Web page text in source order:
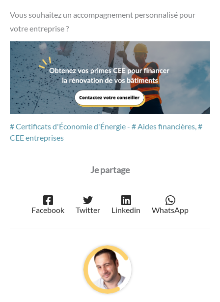
Vous souhaitez un accompagnement personnalisé pour
votre entreprise ?
Certificats d'Économie d'Énergie- Aides financières
CEE entreprises
Facebook Twitter Linkedin WhatsApp